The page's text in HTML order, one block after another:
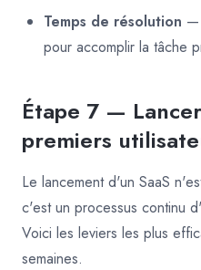
Temps de résolution —
pour accomplir la tâche
Étape 7 —
premiers
Le lancement d'un SaaS
c'est un processus continu
Voici les leviers les plus
semaines.